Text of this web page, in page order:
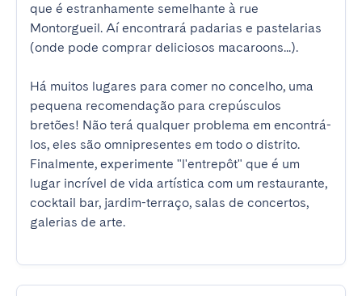
que é estranhamente semelhante à rue
Montorgueil. Aí encontrará padarias e pastelarias
(onde pode comprar deliciosos macaroons...).
Há muitos lugares para comer no concelho, uma
pequena recomendação para crepúsculos
bretões! Não terá qualquer problema em encontrá-
los, eles são omnipresentes em todo o distrito.
Finalmente, experimente "l'entrepôt" que é um
lugar incrível de vida artística com um restaurante,
cocktail bar, jardim-terraço, salas de concertos,
galerias de arte.